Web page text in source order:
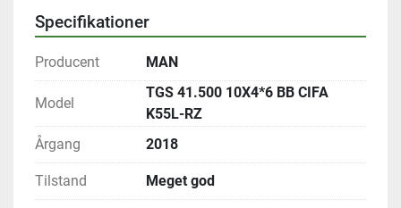
Specifikationer
Producent MAN
Model
TGS 41.500 10X4*6 BB CIFA
K55L-RZ
Årgang
2018
Tilstand Meget god